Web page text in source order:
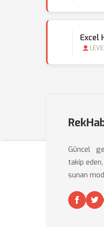
Excel
Güncel
takip
sunan